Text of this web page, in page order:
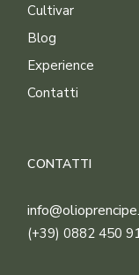
Cultivar
Blog
Experience
Contatti
CONTATTI
(+39) 0882 450